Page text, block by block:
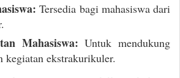
Tersedia bagi mahasiswa dari
Mahasiswa: Untuk mendukung
kegiatan ekstrakurikuler.